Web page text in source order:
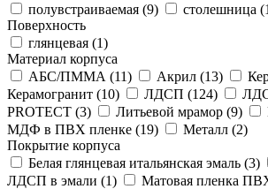
полувстраиваемая (9) столешница (1
Поверхность
глянцевая (1)
Материал корпуса
АБС/ПММА (11) Акрил (13)
Керамогранит (10) ЛДСП (124)
PROTECT (3) Литьевой мрамор (9)
МДФ в ПВХ пленке (19) Металл (2)
Покрытие корпуса
Белая глянцевая итальянская эмаль (3)
ЛДСП в эмали (1) Матовая пленка